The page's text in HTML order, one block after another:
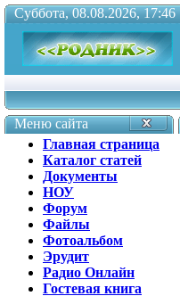
Суббота, 08.08.2026, 17:46
Меню сайта
Главная страница
Каталог статей
Документы
НОУ
Форум
Файлы
Фотоальбом
Эрудит
Радио Онлайн
Гостевая книга